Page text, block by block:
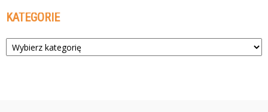
KATEGORIE
Kategorie